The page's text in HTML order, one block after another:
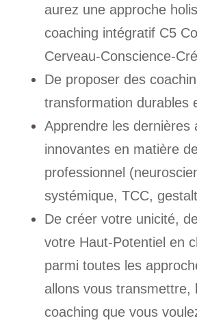
aurez une approche
coaching intégratif C5
Cerveau-Conscience-
De proposer des
transformation durables
Apprendre les dernières
innovantes en matière
professionnel
systémique, TCC,
De créer votre unicité,
votre Haut-Potentiel en
parmi toutes les
allons vous transmettre,
coaching que vous